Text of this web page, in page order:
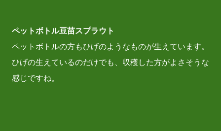
ペットボトル豆苗スプラウト
ペットボトルの方もひげのようなものが生えています。
ひげの生えているのだけでも、収穫した方がよさそうな
感じですね。